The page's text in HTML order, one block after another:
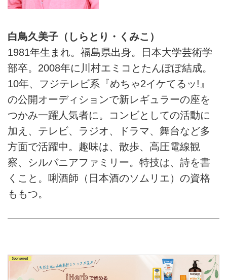
白鳥久美子（しらとり・くみこ）
1981年生まれ。福島県出身。日本大学芸術学
部卒。2008年に川村エミコとたんぽぽ結成。
10年、フジテレビ系『めちゃ2イケてるッ!』
の公開オーディションで新レギュラーの座を
つかみ一躍人気者に。コンビとしての活動に
加え、テレビ、ラジオ、ドラマ、舞台など多
方面で活躍中。趣味は、散歩、高圧電線観
察、シルバニアファミリー。特技は、詩を書
くこと。唎酒師（日本酒のソムリエ）の資格
ももつ。